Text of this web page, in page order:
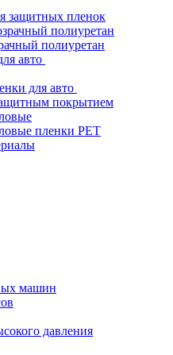
защитных пленок
полиуретан
полиуретан
авто
для авто
покрытием
пленки PET
машин
давления